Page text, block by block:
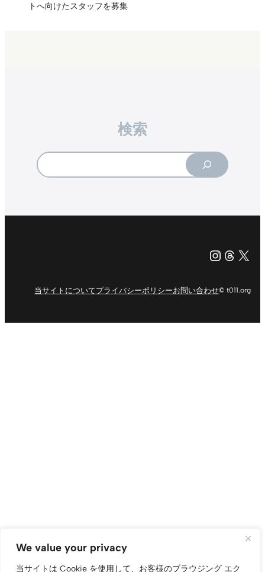
We value your privacy
当サイトは Cookie を使用して、お客様のブラウジング エク
トへ向けたスタッフを募集
検索
X（旧
当サイトについてプライバシーポリシーお問い合わせ© t011.org